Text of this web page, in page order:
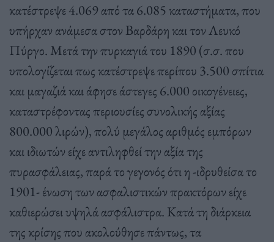
κατέστρεψε 4.069 από τα 6.085 καταστήματα, που
υπήρχαν ανάμεσα στον Βαρδάρη και τον Λευκό
Πύργο. Μετά την πυρκαγιά του 1890 (σ.σ. που
υπολογίζεται πως κατέστρεψε περίπου 3.500 σπίτια
και μαγαζιά και άφησε άστεγες 6.000 οικογένειες,
καταστρέφοντας περιουσίες συνολικής αξίας
800.000 λιρών), πολύ μεγάλος αριθμός εμπόρων
και ιδιωτών είχε αντιληφθεί την αξία της
πυρασφάλειας, παρά το γεγονός ότι η -ιδρυθείσα το
1901- ένωση των ασφαλιστικών πρακτόρων είχε
καθιερώσει υψηλά ασφάλιστρα. Κατά τη διάρκεια
της κρίσης που ακολούθησε πάντως, τα